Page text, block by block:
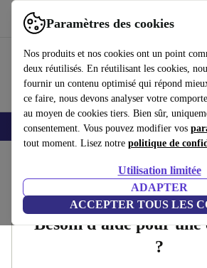
Paramètres des cookies
Nos produits et nos cookies ont un point
deux réutilisés. En réutilisant les cookies,
fournir un contenu optimisé qui répond
ce faire, nous devons analyser votre
au moyen de cookies tiers. Bien sûr,
consentement. Vous pouvez modifier vos
tout moment. Lisez notre politique de
Utilisation limitée
ADAPTER
ACCEPTER TOUS LES
Utilisez refurbed rapidement et facilement
Smartphones Laptops Tablettes Montres
Contact
Besoin d'aide pour une
?